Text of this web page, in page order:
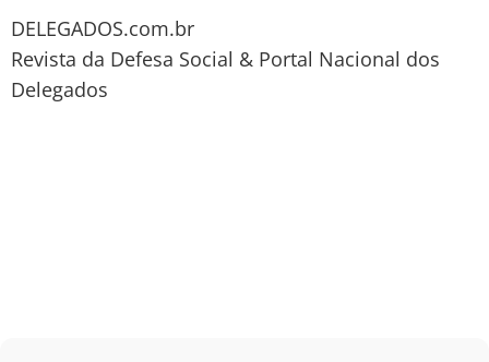
DELEGADOS.com.br
Revista da Defesa Social & Portal Nacional dos
Delegados